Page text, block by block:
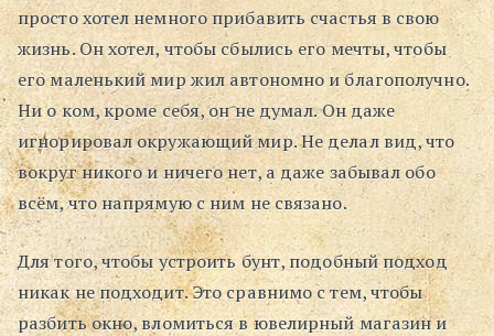
просто хотел немного прибавить счастья в свою
жизнь. Он хотел, чтобы сбылись его мечты, чтобы
его маленький мир жил автономно и благополучно.
Ни о ком, кроме себя, он не думал. Он даже
игнорировал окружающий мир. Не делал вид, что
вокруг никого и ничего нет, а даже забывал обо
всём, что напрямую с ним не связано.
Для того, чтобы устроить бунт, подобный подход
никак не подходит. Это сравнимо с тем, чтобы
разбить окно, вломиться в ювелирный магазин и